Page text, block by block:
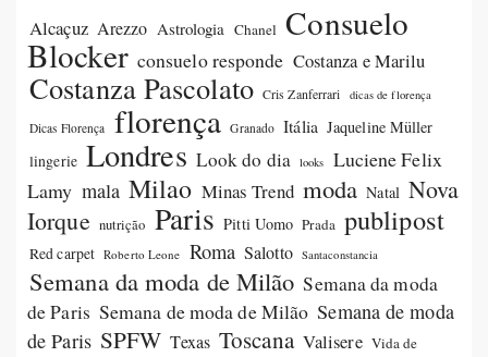
Alcaçuz Arezzo Astrologia Chanel Consuelo
Blocker consuelo responde Costanza e Marilu
Costanza Pascolato Cris Zanferrari dicas de florença
Dicas Florença florença Granado Itália Jaqueline Müller
lingerie Londres Look do dia looks
Luciene Felix
Lamy mala Milao Minas Trend moda Natal Nova
Iorque nutrição Paris Pitti Uomo Prada publipost
Red carpet Roberto Leone Roma Salotto Santaconstancia
Semana da moda de Milão Semana da moda
de Paris Semana de moda de Milão Semana de moda
de Paris SPFW Texas Toscana Valisere Vida de